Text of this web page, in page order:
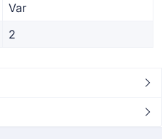
Var
2